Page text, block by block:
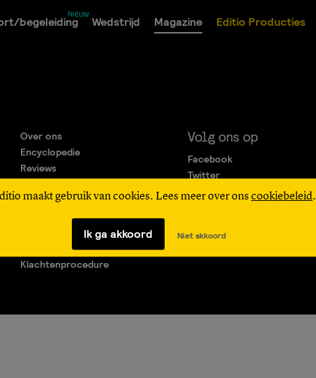
begeleiding Wedstrijd Magazine Editio Producties
maakt gebruik van cookies. Lees meer over ons cookiebeleid.
Ik ga akkoord Niet akkoord
Over ons
Encyclopedie
Reviews
Algemene Voorwaarden
Privacy Statement
Vragen & Contact
Klachtenprocedure
Volg ons op
Facebook
Twitter
Instagram